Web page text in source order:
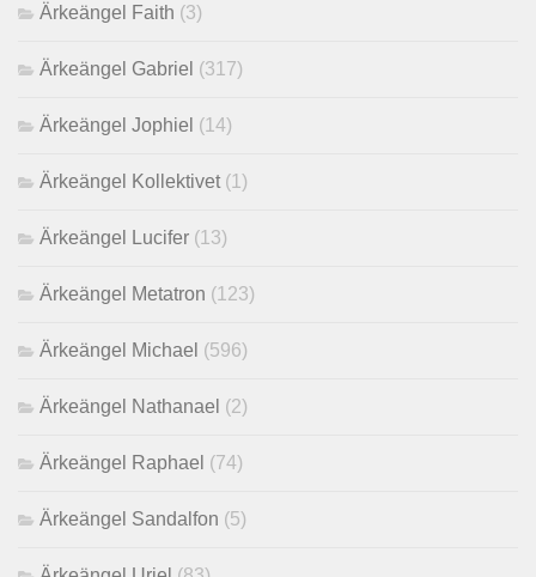
Ärkeängel Faith (3)
Ärkeängel Gabriel (317)
Ärkeängel Jophiel (14)
Ärkeängel Kollektivet (1)
Ärkeängel Lucifer (13)
Ärkeängel Metatron (123)
Ärkeängel Michael (596)
Ärkeängel Nathanael (2)
Ärkeängel Raphael (74)
Ärkeängel Sandalfon (5)